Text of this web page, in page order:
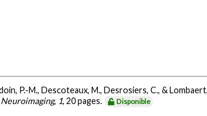
P.-M., Descoteaux, M., Desrosiers, C., &
, 1, 20 pages. Disponible